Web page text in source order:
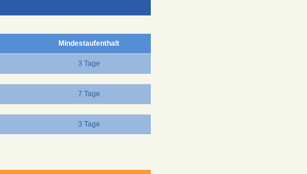
Mindestaufenthalt
3 Tage
7 Tage
3 Tage